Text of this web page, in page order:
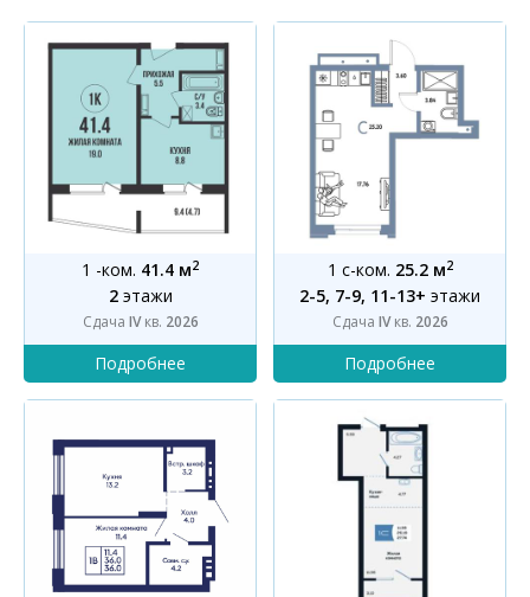
1 -ком. 41.4 м2
2этажи
Сдача IVкв. 2026
1 с-ком. 25.2 м2
2-5, 7-9, 11-13+ этажи
Сдача IVкв. 2026